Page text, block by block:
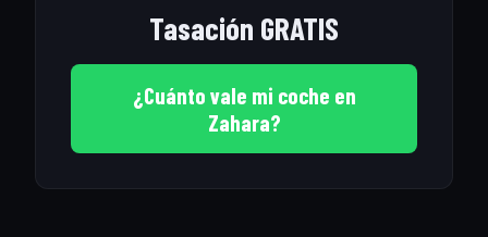
Tasación GRATIS
¿Cuánto vale mi coche en
Zahara?